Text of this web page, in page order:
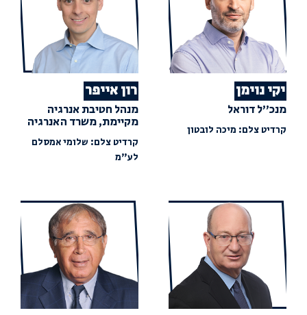
יקי נוימן
מנכ"ל דוראל
קרדיט צלם: מיכה לובטון
רון אייפר
מנהל חטיבת אנרגיה
מקיימת, משרד האנרגיה
קרדיט צלם: שלומי אמסלם
לע"מ